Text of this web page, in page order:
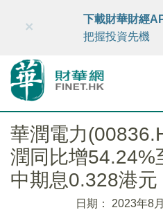
財華智庫網 FINTV
×
下載財華財經
把握投資先機
華潤電力
潤同比增54.24%
中期息0.328港元
日期： 2023年8